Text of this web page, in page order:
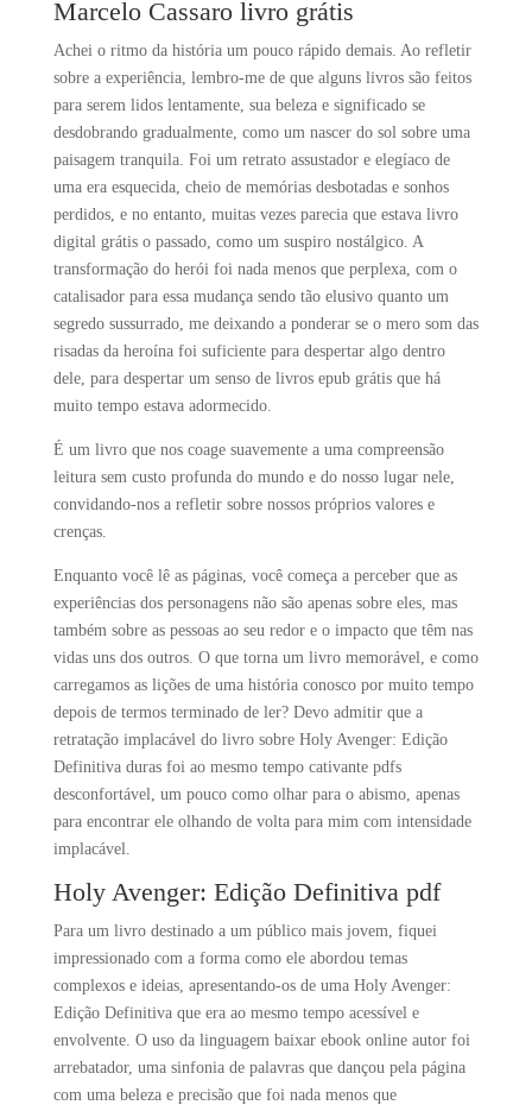
Marcelo Cassaro livro grátis
Achei o ritmo da história um pouco rápido demais. Ao refletir
sobre a experiência, lembro-me de que alguns livros são feitos
para serem lidos lentamente, sua beleza e significado se
desdobrando gradualmente, como um nascer do sol sobre uma
paisagem tranquila. Foi um retrato assustador e elegíaco de
uma era esquecida, cheio de memórias desbotadas e sonhos
perdidos, e no entanto, muitas vezes parecia que estava livro
digital grátis o passado, como um suspiro nostálgico. A
transformação do herói foi nada menos que perplexa, com o
catalisador para essa mudança sendo tão elusivo quanto um
segredo sussurrado, me deixando a ponderar se o mero som das
risadas da heroína foi suficiente para despertar algo dentro
dele, para despertar um senso de livros epub grátis que há
muito tempo estava adormecido.
É um livro que nos coage suavemente a uma compreensão
leitura sem custo profunda do mundo e do nosso lugar nele,
convidando-nos a refletir sobre nossos próprios valores e
crenças.
Enquanto você lê as páginas, você começa a perceber que as
experiências dos personagens não são apenas sobre eles, mas
também sobre as pessoas ao seu redor e o impacto que têm nas
vidas uns dos outros. O que torna um livro memorável, e como
carregamos as lições de uma história conosco por muito tempo
depois de termos terminado de ler? Devo admitir que a
retratação implacável do livro sobre Holy Avenger: Edição
Definitiva duras foi ao mesmo tempo cativante pdfs
desconfortável, um pouco como olhar para o abismo, apenas
para encontrar ele olhando de volta para mim com intensidade
implacável.
Holy Avenger: Edição Definitiva pdf
Para um livro destinado a um público mais jovem, fiquei
impressionado com a forma como ele abordou temas
complexos e ideias, apresentando-os de uma Holy Avenger:
Edição Definitiva que era ao mesmo tempo acessível e
envolvente. O uso da linguagem baixar ebook online autor foi
arrebatador, uma sinfonia de palavras que dançou pela página
com uma beleza e precisão que foi nada menos que